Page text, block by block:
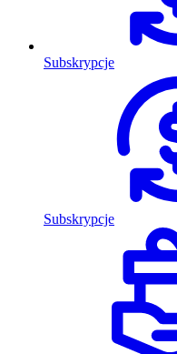
Subskrypcje
Subskrypcje